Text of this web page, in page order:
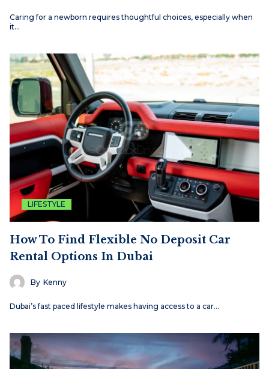
Caring for a newborn requires thoughtful choices, especially when
it…
LIFESTYLE
How To Find Flexible No Deposit Car
Rental Options In Dubai
By Kenny
Dubai’s fast paced lifestyle makes having access to a car…